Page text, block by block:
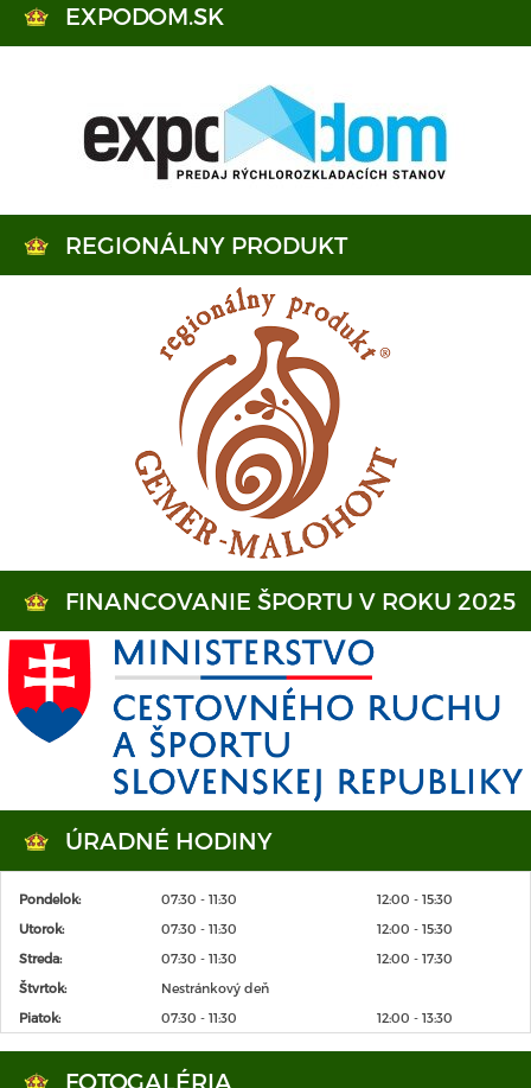
EXPODOM.SK
REGIONÁLNY PRODUKT
FINANCOVANIE ŠPORTU V ROKU 2025
ÚRADNÉ HODINY
Pondelok: 07:30 - 11:30
12:00 - 15:30
Utorok:
07:30 - 11:30
12:00 - 15:30
Streda:
07:30 - 11:30
12:00 - 17:30
Štvrtok:
Nestránkový deň
Piatok:
07:30 - 11:30 12:00 - 13:30
FOTOGALÉRIA